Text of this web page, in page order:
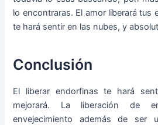
lo encontraras. El amor liberará tus
te hará sentir en las nubes, y
Conclusión
El liberar endorfinas te hará
mejorará. La liberación de
envejecimiento además de ser